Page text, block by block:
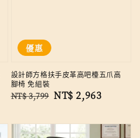
優惠
設計師方格扶手皮革高吧檯五爪高
腳椅 免組裝
Regular
NT$ 3,799 Sale
NT$ 2,963